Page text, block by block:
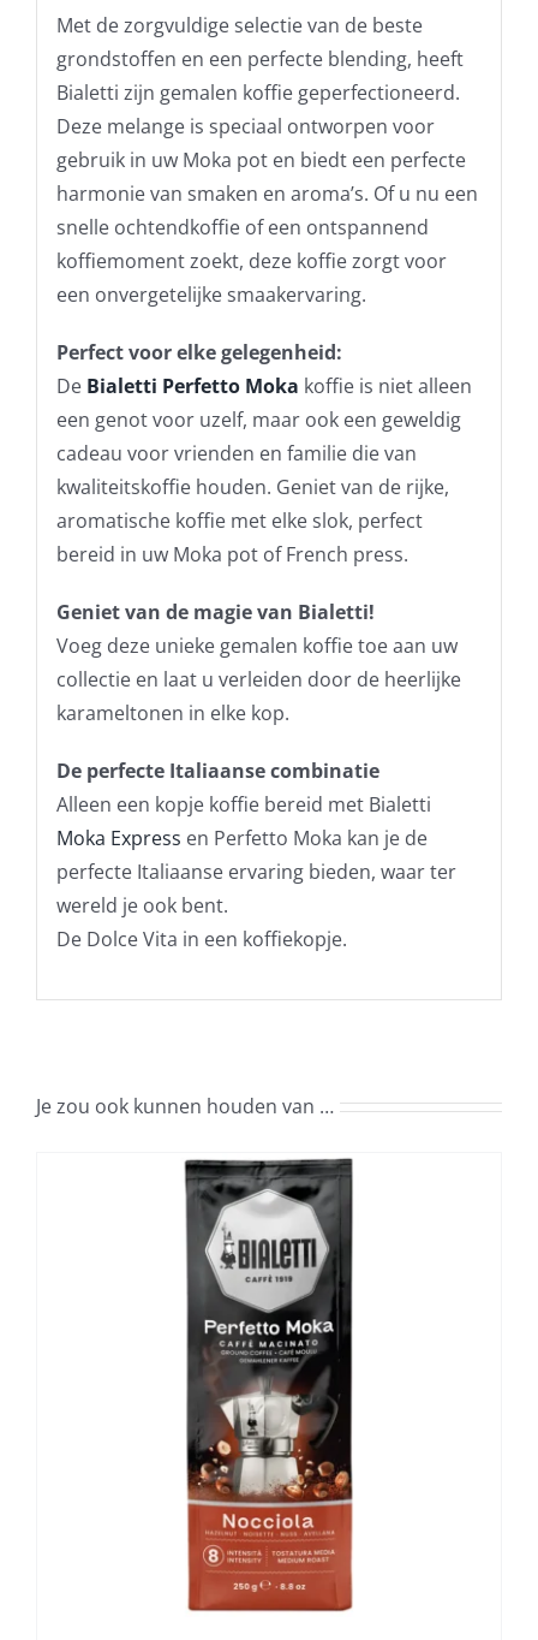
Met de zorgvuldige selectie van de beste
grondstoffen en een perfecte blending, heeft
Bialetti zijn gemalen koffie geperfectioneerd.
Deze melange is speciaal ontworpen voor
gebruik in uw Moka pot en biedt een perfecte
harmonie van smaken en aroma’s. Of u nu een
snelle ochtendkoffie of een ontspannend
koffiemoment zoekt, deze koffie zorgt voor
een onvergetelijke smaakervaring.
Perfect voor elke gelegenheid:
De Bialetti Perfetto Moka koffie is niet alleen
een genot voor uzelf, maar ook een geweldig
cadeau voor vrienden en familie die van
kwaliteitskoffie houden. Geniet van de rijke,
aromatische koffie met elke slok, perfect
bereid in uw Moka pot of French press.
Geniet van de magie van Bialetti!
Voeg deze unieke gemalen koffie toe aan uw
collectie en laat u verleiden door de heerlijke
karameltonen in elke kop.
De perfecte Italiaanse combinatie
Alleen een kopje koffie bereid met Bialetti
Moka Express en Perfetto Moka kan je de
perfecte Italiaanse ervaring bieden, waar ter
wereld je ook bent.
De Dolce Vita in een koffiekopje.
Je zou ook kunnen houden van …